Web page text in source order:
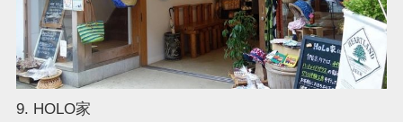
9. HOLO家